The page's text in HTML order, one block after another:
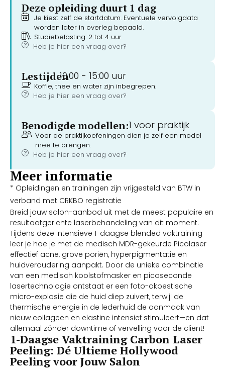
Deze opleiding duurt 1 dag
Je kiest zelf de startdatum. Eventuele vervolgdata
worden later in overleg bepaald.
Studiebelasting: 2 tot 4 uur
Heb je hier een vraag over?
Lestijden10:00 - 15:00 uur
Koffie, thee en water zijn inbegrepen.
Heb je hier een vraag over?
Benodigde modellen:1 voor praktijk
Voor de praktijkoefeningen dien je zelf een model
mee te brengen.
Heb je hier een vraag over?
Meer informatie
* Opleidingen en trainingen zijn vrijgesteld van BTW in
verband met CRKBO registratie
Breid jouw salon-aanbod uit met de meest populaire en
resultaatgerichte laserbehandeling van dit moment.
Tijdens deze intensieve 1-daagse blended vaktraining
leer je hoe je met de medisch MDR-gekeurde Picolaser
effectief acne, grove poriën, hyperpigmentatie en
huidveroudering aanpakt. Door de unieke combinatie
van een medisch koolstofmasker en picoseconde
lasertechnologie ontstaat er een foto-akoestische
micro-explosie die de huid diep zuivert, terwijl de
thermische energie in de lederhuid de aanmaak van
nieuw collageen en elastine intensief stimuleert—en dat
allemaal zónder downtime of vervelling voor de cliënt!
1-Daagse Vaktraining Carbon Laser
Peeling: Dé Ultieme Hollywood
Peeling voor Jouw Salon